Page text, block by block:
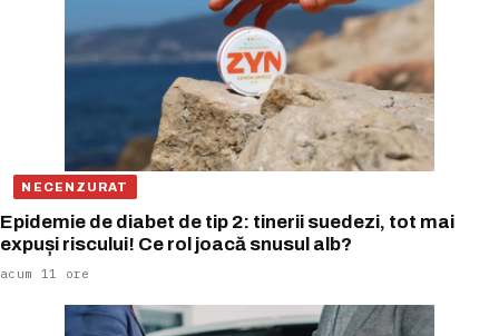
NECENZURAT
Epidemie de diabet de tip 2: tinerii suedezi, tot mai
expuși riscului! Ce rol joacă snusul alb?
acum 11 ore